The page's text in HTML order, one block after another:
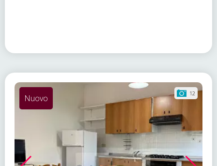
12
Nuovo